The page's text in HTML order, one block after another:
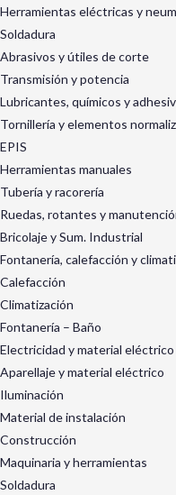
Herramientas eléctricas y
Soldadura
Abrasivos y útiles de corte
Transmisión y potencia
Lubricantes, químicos y
Tornillería y elementos
EPIS
Herramientas manuales
Tubería y racorería
Ruedas, rotantes y
Bricolaje y Sum. Industrial
Fontanería, calefacción y
Calefacción
Climatización
Fontanería – Baño
Electricidad y material eléctrico
Aparellaje y material eléctrico
Iluminación
Material de instalación
Construcción
Maquinaria y herramientas
Soldadura